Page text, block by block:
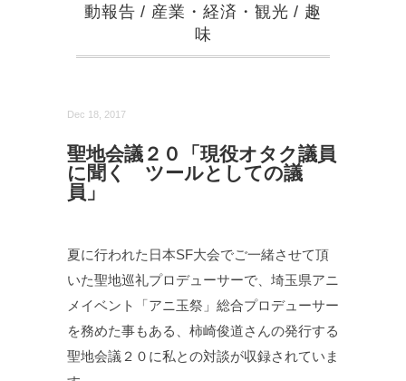
動報告 / 産業・経済・観光 / 趣
味
Dec 18, 2017
聖地会議２０「現役オタク議員
に聞く ツールとしての議
員」
夏に行われた日本SF大会でご一緒させて頂
いた聖地巡礼プロデューサーで、埼玉県アニ
メイベント「アニ玉祭」総合プロデューサー
を務めた事もある、柿崎俊道さんの発行する
聖地会議２０に私との対談が収録されていま